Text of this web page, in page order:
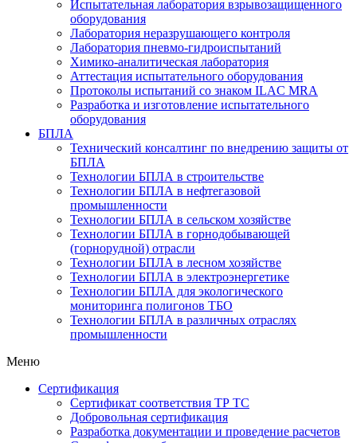
Испытательная лаборатория взрывозащищенного
оборудования
Лаборатория неразрушающего контроля
Лаборатория пневмо-гидроиспытаний
Химико-аналитическая лаборатория
Аттестация испытательного оборудования
Протоколы испытаний со знаком ILAC MRA
Разработка и изготовление испытательного
оборудования
БПЛА
Технический консалтинг по внедрению защиты от
БПЛА
Технологии БПЛА в строительстве
Технологии БПЛА в нефтегазовой
промышленности
Технологии БПЛА в сельском хозяйстве
Технологии БПЛА в горнодобывающей
(горнорудной) отрасли
Технологии БПЛА в лесном хозяйстве
Технологии БПЛА в электроэнергетике
Технологии БПЛА для экологического
мониторинга полигонов ТБО
Технологии БПЛА в различных отраслях
промышленности
Меню
Сертификация
Cертификат соответствия ТР ТС
Добровольная сертификация
Разработка документации и проведение расчетов